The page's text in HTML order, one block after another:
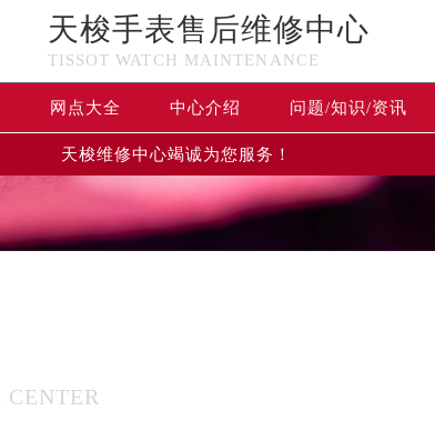
天梭手表售后维修中心
TISSOT WATCH MAINTENANCE
网点大全 中心介绍 问题/知识/资讯
天梭维修中心竭诚为您服务！
覆盖中国大陆、香港、澳门、台湾全部区域（非大陆